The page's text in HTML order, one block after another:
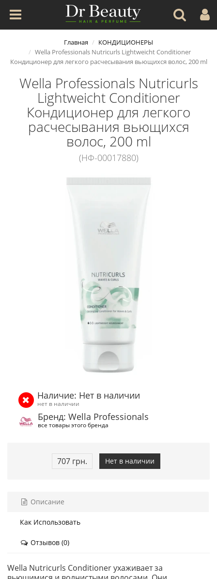
Главная
КОНДИЦИОНЕРЫ
Wella Professionals Nutricurls Lightweicht Conditioner
Кондиционер для легкого расчесывания вьющихся волос, 200 ml
Wella Professionals Nutricurls
Lightweicht Conditioner
Кондиционер для легкого
расчесывания вьющихся
волос, 200 ml
(НФ-00017880)
Наличие: Нет в наличии
нет в наличии
Бренд: Wella Professionals
все товары этого бренда
707 грн. Нет в наличии
Описание
Как Использовать
Отзывов (0)
Wella Nutricurls Conditioner ухаживает за